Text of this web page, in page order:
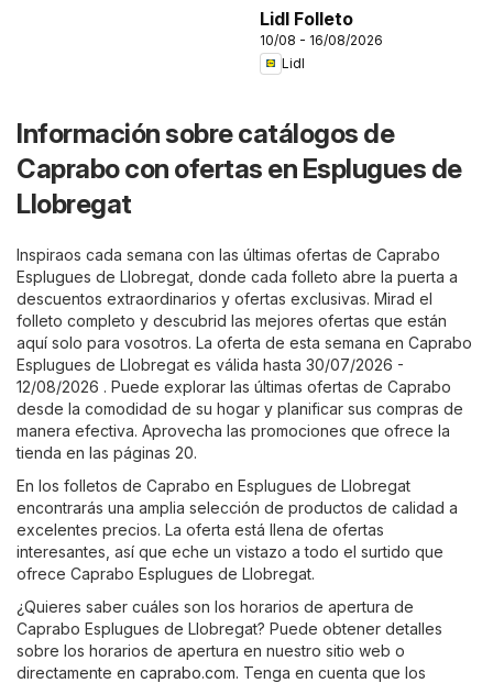
Lidl Folleto
10/08 - 16/08/2026
Lidl
Información sobre catálogos de
Caprabo con ofertas en Esplugues de
Llobregat
Inspiraos cada semana con las últimas ofertas de Caprabo
Esplugues de Llobregat, donde cada folleto abre la puerta a
descuentos extraordinarios y ofertas exclusivas. Mirad el
folleto completo y descubrid las mejores ofertas que están
aquí solo para vosotros. La oferta de esta semana en Caprabo
Esplugues de Llobregat es válida hasta 30/07/2026 -
12/08/2026 . Puede explorar las últimas ofertas de Caprabo
desde la comodidad de su hogar y planificar sus compras de
manera efectiva. Aprovecha las promociones que ofrece la
tienda en las páginas 20.
En los folletos de Caprabo en Esplugues de Llobregat
encontrarás una amplia selección de productos de calidad a
excelentes precios. La oferta está llena de ofertas
interesantes, así que eche un vistazo a todo el surtido que
ofrece Caprabo Esplugues de Llobregat.
¿Quieres saber cuáles son los horarios de apertura de
Caprabo Esplugues de Llobregat? Puede obtener detalles
sobre los horarios de apertura en nuestro sitio web o
directamente en caprabo.com. Tenga en cuenta que los